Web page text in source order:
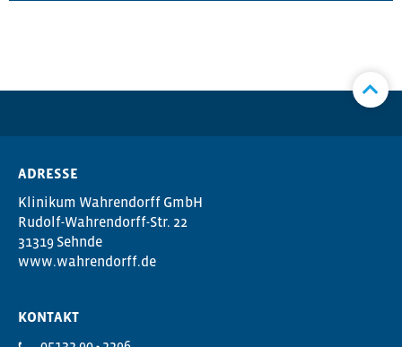
ADRESSE
Klinikum Wahrendorff GmbH
Rudolf-Wahrendorff-Str. 22
31319 Sehnde
www.wahrendorff.de
KONTAKT